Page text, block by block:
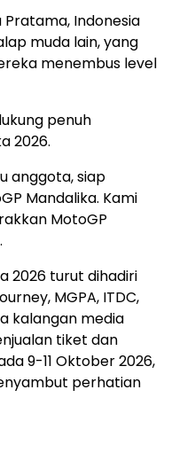
Pratama, Indonesia
muda lain, yang
menembus level
penuh
2026.
anggota, siap
Mandalika. Kami
MotoGP
2026 turut dihadiri
MGPA, ITDC,
kalangan media
tiket dan
9-11 Oktober 2026,
perhatian